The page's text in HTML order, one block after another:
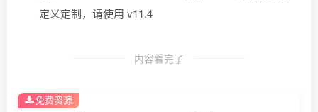
定义定制，请使用 v11.4
内容看完了
免费资源